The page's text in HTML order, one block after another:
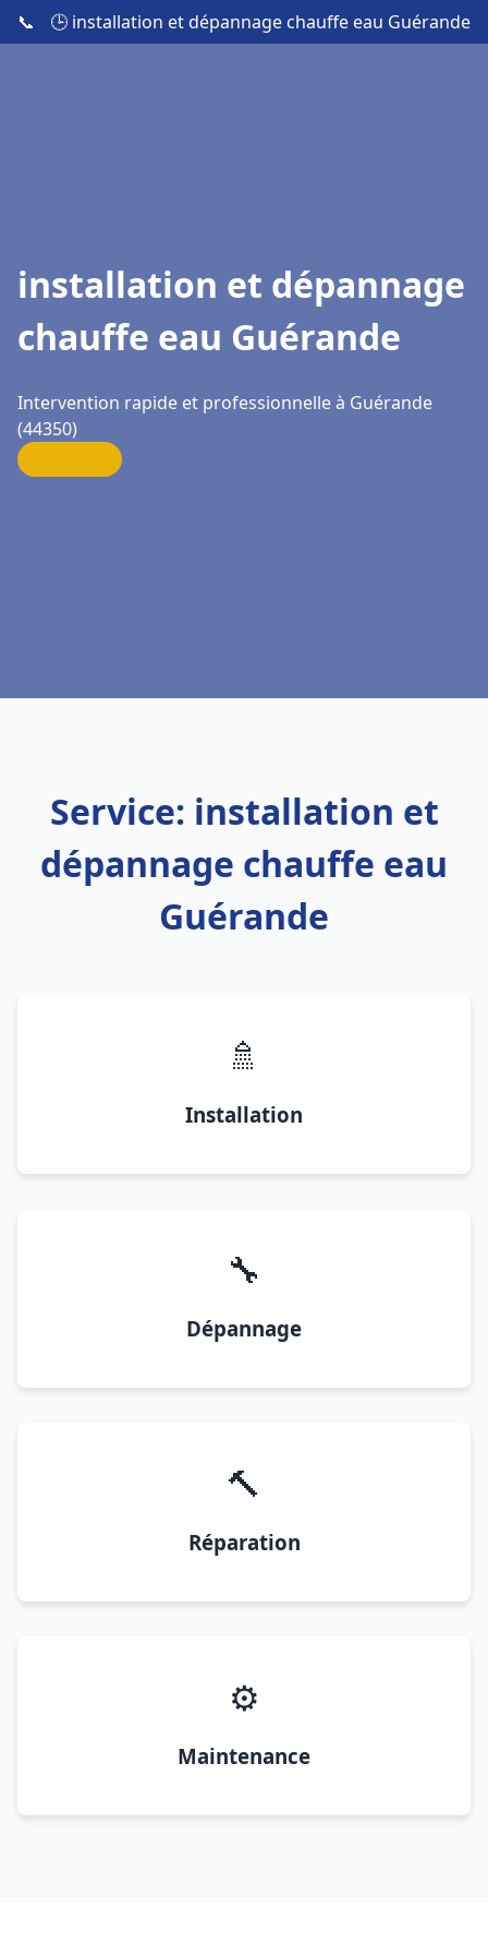
📞 🕒 installation et dépannage chauffe eau Guérande
installation et dépannage
chauffe eau Guérande
Intervention rapide et professionnelle à Guérande
(44350)
Service: installation et
dépannage chauffe eau
Guérande
🚿
Installation
🔧
Dépannage
🔨
Réparation
⚙️
Maintenance